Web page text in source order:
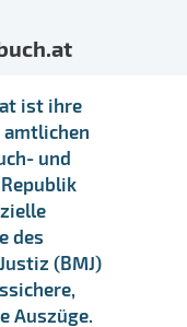
ist ihre
und
des
(BMJ)
Auszüge.